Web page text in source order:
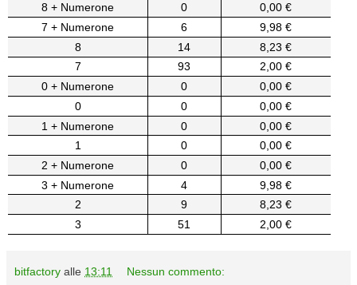
8 + Numerone
0
0,00 €
7 + Numerone
6
9,98 €
8
14
8,23 €
7
93
2,00 €
0 + Numerone
0
0,00 €
0
0
0,00 €
1 + Numerone
0
0,00 €
1
0
0,00 €
2 + Numerone
0
0,00 €
3 + Numerone
4
9,98 €
2
9
8,23 €
3
51 2,00 €
bitfactory alle 13:11 Nessun commento: